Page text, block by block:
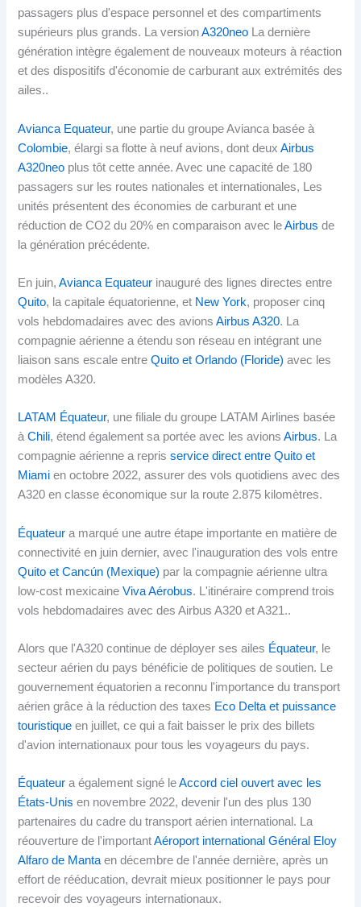
passagers plus d'espace personnel et des compartiments
supérieurs plus grands. La versionA320neo La dernière
génération intègre également de nouveaux moteurs à réaction
et des dispositifs d'économie de carburant aux extrémités des
ailes..
Avianca Equateur, une partie du groupe Avianca basée à
Colombie, élargi sa flotte à neuf avions, dont deuxAirbus
A320neo plus tôt cette année. Avec une capacité de 180
passagers sur les routes nationales et internationales, Les
unités présentent des économies de carburant et une
réduction de CO2 du 20% en comparaison avec leAirbus de
la génération précédente.
En juin,Avianca Equateur inauguré des lignes directes entre
Quito, la capitale équatorienne, et New York, proposer cinq
vols hebdomadaires avec des avionsAirbus A320. La
compagnie aérienne a étendu son réseau en intégrant une
liaison sans escale entreQuito et Orlando (Floride) avec les
modèles A320.
LATAM Équateur, une filiale du groupe LATAM Airlines basée
àChili, étend également sa portée avec les avionsAirbus. La
compagnie aérienne a reprisservice direct entre Quito et
Miami en octobre 2022, assurer des vols quotidiens avec des
A320 en classe économique sur la route 2.875 kilomètres.
Équateur a marqué une autre étape importante en matière de
connectivité en juin dernier, avec l'inauguration des vols entre
Quito et Cancún (Mexique) par la compagnie aérienne ultra
low-cost mexicaineViva Aérobus. L'itinéraire comprend trois
vols hebdomadaires avec des Airbus A320 et A321..
Alors que l'A320 continue de déployer ses ailes Équateur, le
secteur aérien du pays bénéficie de politiques de soutien. Le
gouvernement équatorien a reconnu l'importance du transport
aérien grâce à la réduction des taxes Eco Delta et puissance
touristique en juillet, ce qui a fait baisser le prix des billets
d'avion internationaux pour tous les voyageurs du pays.
Équateur a également signé leAccord ciel ouvert avec les
États-Unis en novembre 2022, devenir l'un des plus 130
partenaires du cadre du transport aérien international. La
réouverture de l'importantAéroport international Général Eloy
Alfaro de Mantaen décembre de l'année dernière, après un
effort de rééducation, devrait mieux positionner le pays pour
recevoir des voyageurs internationaux.